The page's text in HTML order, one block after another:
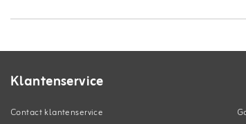
Klantenservice
Contact klantenservice